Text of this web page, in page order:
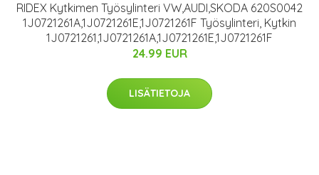
RIDEX Kytkimen Työsylinteri VW,AUDI,SKODA 620S0042
1J0721261A,1J0721261E,1J0721261F Työsylinteri, Kytkin
1J0721261,1J0721261A,1J0721261E,1J0721261F
24.99 EUR
LISÄTIETOJA